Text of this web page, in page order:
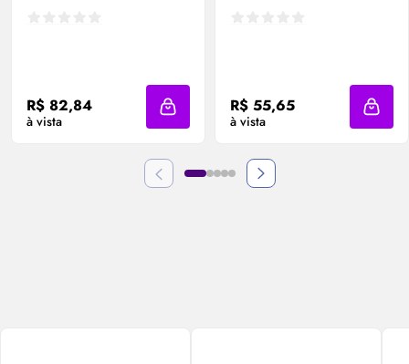
R$ 82,84
à vista Adicionar à sacola
R$ 55,65
à vista